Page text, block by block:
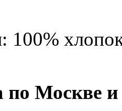
100%
по Москве